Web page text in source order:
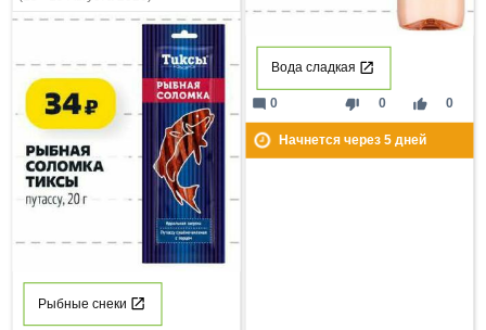
Вода сладкая
thumb_down 0 thumb_up 0
mode_comment 0
Начнется через 5дней
Рыбные снеки